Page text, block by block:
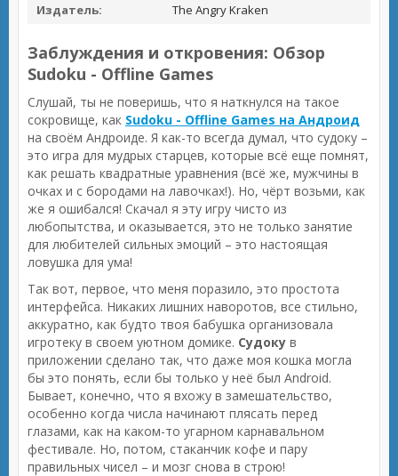
Издатель:
The Angry Kraken
Заблуждения и откровения: Обзор
Sudoku - Offline Games
Слушай, ты не поверишь, что я наткнулся на такое
сокровище, как Sudoku - Offline Games на Андроид
на своём Андроиде. Я как-то всегда думал, что судоку –
это игра для мудрых старцев, которые всё еще помнят,
как решать квадратные уравнения (всё же, мужчины в
очках и с бородами на лавочках!). Но, чёрт возьми, как
же я ошибался! Скачал я эту игру чисто из
любопытства, и оказывается, это не только занятие
для любителей сильных эмоций – это настоящая
ловушка для ума!
Так вот, первое, что меня поразило, это простота
интерфейса. Никаких лишних наворотов, все стильно,
аккуратно, как будто твоя бабушка организовала
игротеку в своем уютном домике. Судоку в
приложении сделано так, что даже моя кошка могла
бы это понять, если бы только у неё был Android.
Бывает, конечно, что я вхожу в замешательство,
особенно когда числа начинают плясать перед
глазами, как на каком-то угарном карнавальном
фестивале. Но, потом, стаканчик кофе и пару
правильных чисел – и мозг снова в строю!